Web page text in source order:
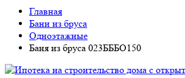
Главная
Бани из бруса
Одноэтажные
Баня из бруса 023БББО150